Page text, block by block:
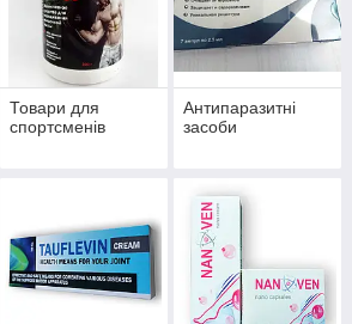
Товари для
спортсменів
Антипаразитні
засоби